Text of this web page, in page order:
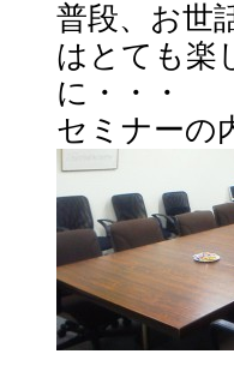
普段、お世
はとても楽
に・・・
セミナーの